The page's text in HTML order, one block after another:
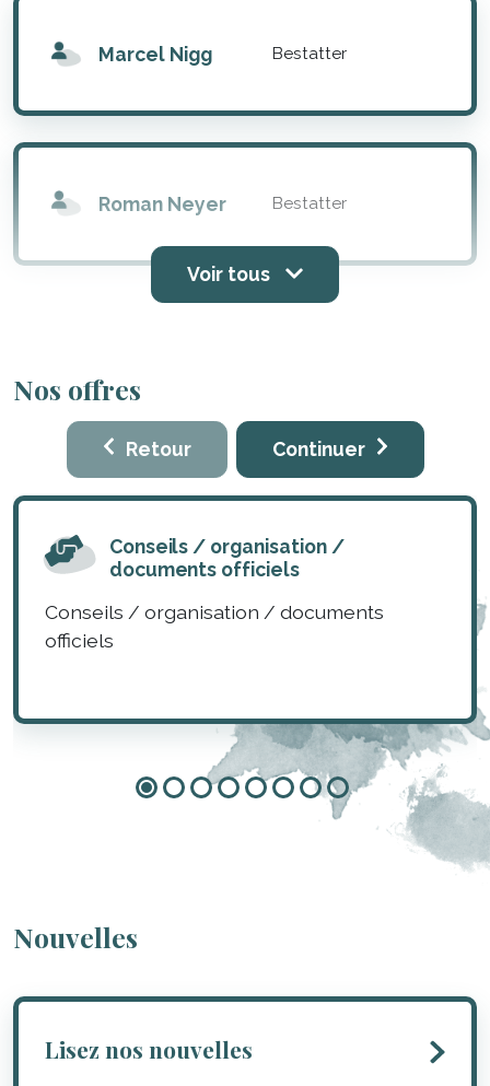
Marcel Nigg Bestatter
Roman Neyer Bestatter
Voir tous
Nos offres
Retour Continuer
Conseils / organisation /
documents officiels
Conseils / organisation / documents
officiels
Nouvelles
Lisez nos nouvelles